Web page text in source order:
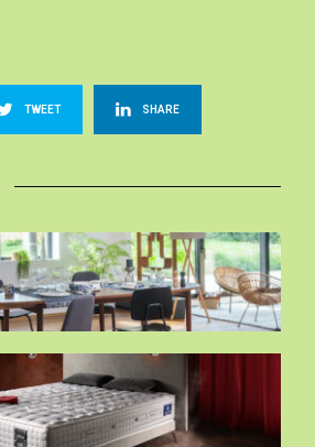
TWEET SHARE